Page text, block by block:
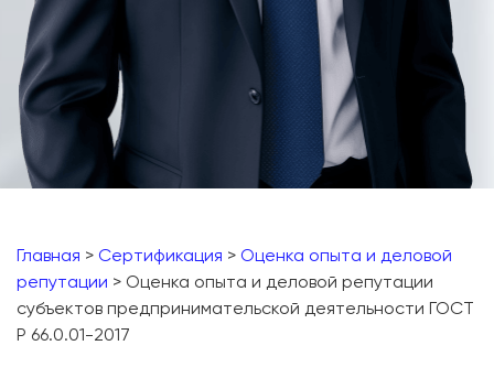
Главная > Сертификация > Оценка опыта и деловой
репутации > Оценка опыта и деловой репутации
субъектов предпринимательской деятельности ГОСТ
Р 66.0.01-2017